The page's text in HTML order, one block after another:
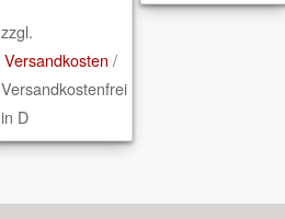
zzgl.
Versandkosten /
Versandkostenfrei
in D